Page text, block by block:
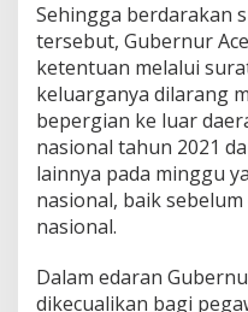
Sehingga berdarakan
tersebut, Gubernur
ketentuan melalui
keluarganya dilarang
bepergian ke luar
nasional tahun 2021
lainnya pada minggu
nasional, baik
nasional.
Dalam edaran
dikecualikan bagi